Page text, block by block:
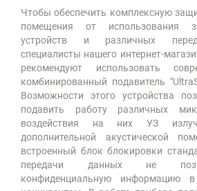
Чтобы обеспечить комплексную
помещения от использования
устройств и различных
специалисты нашего интернет-
рекомендуют использовать
комбинированный подавитель
Возможности этого устройства
подавить работу различных
воздействия на них УЗ
дополнительной акустической
встроенный блок блокировки
передачи данных не
конфиденциальную информацию